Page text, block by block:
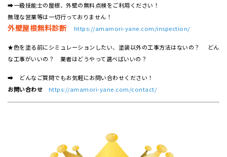
➡一級技能士の屋根、外壁の無料点検をご利用ください！
無理な営業等は一切行っておりません！
外壁屋根無料診断 https://amamori-yane.com/inspection/
★色を塗る前にシミュレーションしたい、塗装以外の工事方法はないの？ どん
な工事がいいの？ 業者はどうやって選べばいいの？
➡ どんなご質問でもお気軽にお問い合わせください！
お問い合わせ
https://amamori-yane.com/contact/